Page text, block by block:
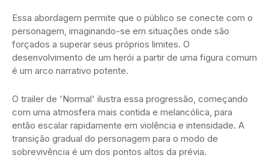
Essa abordagem permite que o público se conecte com o
personagem, imaginando-se em situações onde são
forçados a superar seus próprios limites. O
desenvolvimento de um herói a partir de uma figura comum
é um arco narrativo potente.
O trailer de 'Normal' ilustra essa progressão, começando
com uma atmosfera mais contida e melancólica, para
então escalar rapidamente em violência e intensidade. A
transição gradual do personagem para o modo de
sobrevivência é um dos pontos altos da prévia.